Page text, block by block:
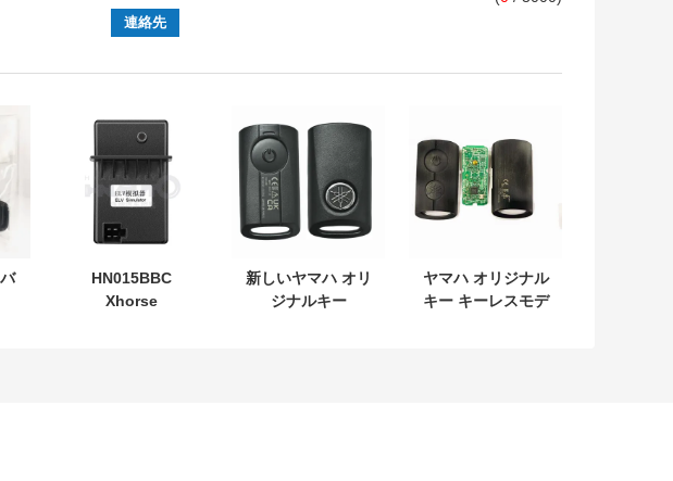
HN015BBC
Xhorse
新しいヤマハ オリ
ジナルキー
ヤマハ オリジナル
キー キーレスモデ